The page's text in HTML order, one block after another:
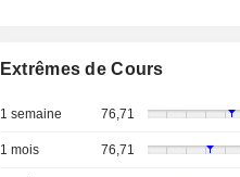
Extrêmes de Cours
1 semaine 76,71
1 mois 76,71